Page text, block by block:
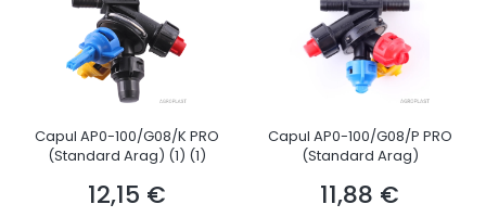
Capul AP0-100/G08/K PRO
(Standard Arag) (1) (1)
Preț
12,15 €
Capul AP0-100/G08/P PRO
(Standard Arag)
Preț
11,88 €